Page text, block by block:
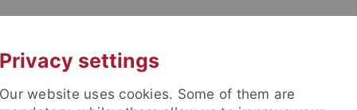
Privacy settings
Our website uses cookies. Some of them are